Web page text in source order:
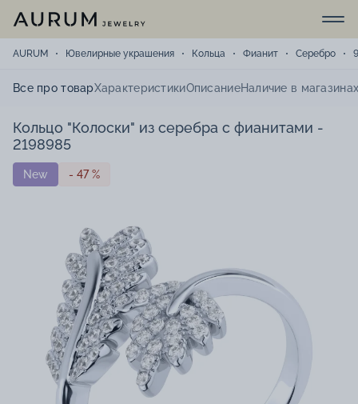
AURUM Ювелирные украшения Кольца Фианит Серебро
Все про товарХарактеристикиОписаниеНаличие в
Кольцо "Колоски" из серебра с фианитами -
2198985
New - 47 %